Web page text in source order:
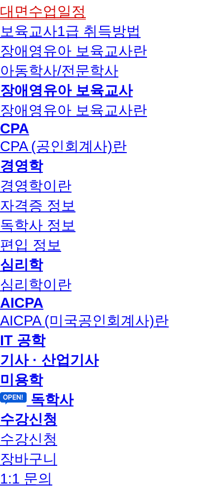
대면수업일정
보육교사1급 취득방법
장애영유아 보육교사란
아동학사/전문학사
장애영유아 보육교사
장애영유아 보육교사란
CPA
CPA (공인회계사)란
경영학
경영학이란
자격증 정보
독학사 정보
편입 정보
심리학
심리학이란
AICPA
AICPA (미국공인회계사)란
IT 공학
기사 · 산업기사
미용학
독학사
수강신청
수강신청
장바구니
1:1 문의